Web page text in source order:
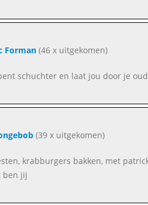
Forman(46 x uitgekomen)
schuchter en laat jou door je
(39 x uitgekomen)
krabburgers bakken, met
ben jij